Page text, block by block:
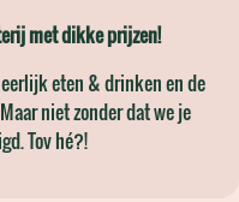
met dikke prijzen!
eten & drinken en de
niet zonder dat we je
Tov hé?!